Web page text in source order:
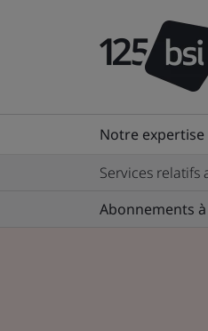
Notre expertise
Services relatifs
Abonnements